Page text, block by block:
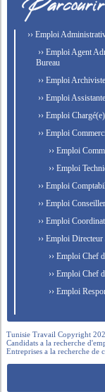
›› Emploi
›› Emploi Agent
Bureau
›› Emploi Archiviste
›› Emploi
›› Emploi
›› Emploi
›› Emploi
›› Emploi
›› Emploi
›› Emploi
›› Emploi
›› Emploi
›› Emploi Chef
›› Emploi Chef
›› Emploi
Tunisie Travail Copyright
Candidats a la recherche
Entreprises a la recherche